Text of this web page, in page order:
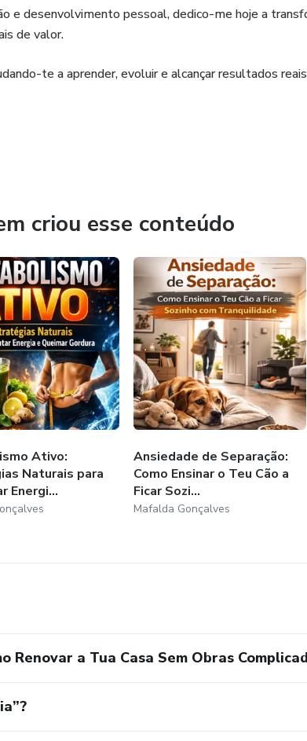
e desenvolvimento pessoal, dedico-me hoje a
de valor.
te a aprender, evoluir e alcançar resultados
criou esse conteúdo
Ativo:
Naturais para
Energi...
Ansiedade de Separação:
Como Ensinar o Teu Cão a
Ficar Sozi...
Mafalda Gonçalves
Renovar a Tua Casa Sem Obras